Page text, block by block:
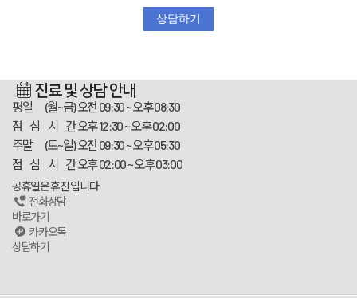
상담하기
진료 및 상담 안내
평일 (월~금)오전 09:30 ~ 오후 08:30
점 심 시 간오후 12:30 ~ 오후 02:00
주말 (토~일)오전 09:30 ~ 오후 05:30
점 심 시 간오후 02:00 ~ 오후 03:00
공휴일은 휴진 입니다
전화상담
바로가기
카카오톡
상담하기